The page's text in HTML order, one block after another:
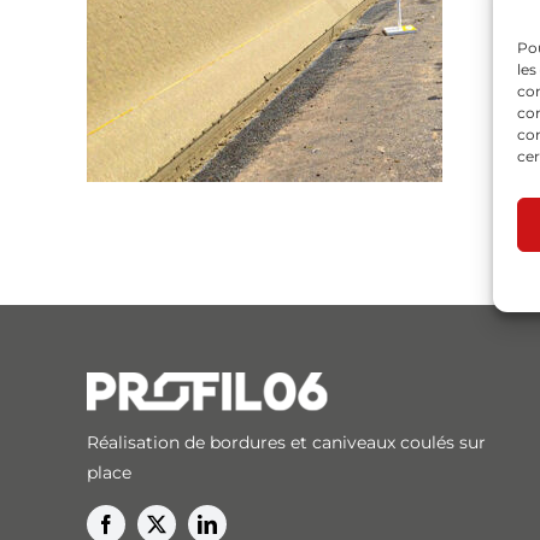
Réalisation de bordures et caniveaux coulés sur
place